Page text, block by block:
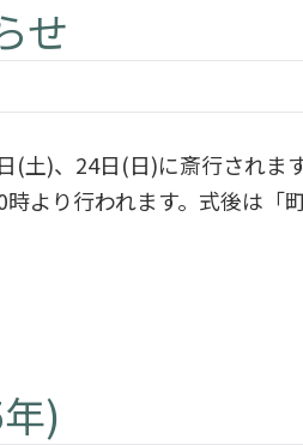
せ
土)、24日(日)に斎行されま
より行われます。式後は
)